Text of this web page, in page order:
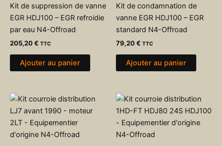
Kit de suppression de vanne
EGR HDJ100 – EGR refroidie
par eau N4-Offroad
205,20€ TTC
Ajouter au panier
Kit de condamnation de
vanne EGR HDJ100 – EGR
standard N4-Offroad
79,20€ TTC
Ajouter au panier